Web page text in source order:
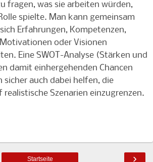
fragen, was sie arbeiten würden,
spielte. Man kann gemeinsam
Erfahrungen, Kompetenzen,
oder Visionen
Eine SWOT-Analyse (Stärken und
damit einhergehenden Chancen
sicher auch dabei helfen, die
Szenarien einzugrenzen.
›
Startseite